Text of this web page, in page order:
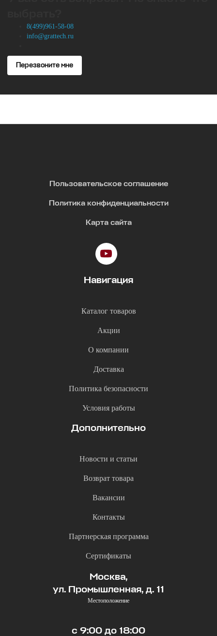
8(499)961-58-08
info@grattech.ru
Перезвоните мне
Пользовательское соглашение
Политика конфиденциальности
Карта сайта
Навигация
Каталог товаров
Акции
О компании
Доставка
Политика безопасности
Условия работы
Дополнительно
Новости и статьи
Возврат товара
Вакансии
Контакты
Партнерская программа
Сертификаты
Москва,
ул. Промышленная, д. 11
Местоположение
с 9:00 до 18:00